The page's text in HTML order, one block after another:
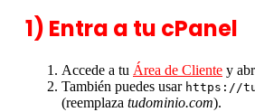
1) Entra a tu cPanel
Accede a tu Área de Cliente y
También puedes usar https://
(reemplaza tudominio.com).